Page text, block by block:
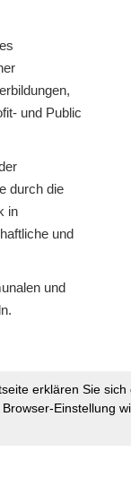
und Public
durch die
in
und
und
erklären Sie sich
Einstellung